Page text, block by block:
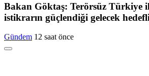
Bakan Göktaş: Terörsüz Türkiye
istikrarın güçlendiği gelecek
Gündem 12 saat önce